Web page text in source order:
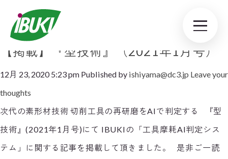
Tag Archive: 型技術
【掲載】『型技術』（2021年1月号）
12月 23, 2020 5:23 pm Published by ishiyama@dc3.jp Leave your
thoughts
次代の素形材技術 切削工具の再研磨をAIで判定する 『型
技術』(2021年1月号)にて IBUKIの「工具摩耗AI判定シス
テム」に関する記事を掲載して頂きました。 是非ご一読